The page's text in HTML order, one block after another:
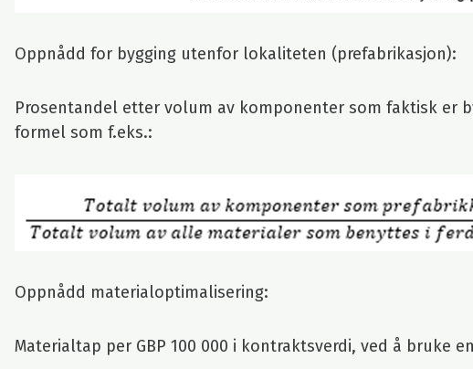
Oppnådd for bygging utenfor lokaliteten (prefabrikasjon):
Prosentandel etter volum av komponenter som faktisk er
formel som f.eks.:
Oppnådd materialoptimalisering:
Materialtap per GBP 100 000 i kontraktsverdi, ved å bruke